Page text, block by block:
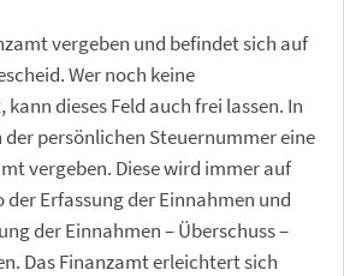
vergeben und befindet sich auf
Wer noch keine
kann dieses Feld auch frei lassen. In
der persönlichen Steuernummer eine
vergeben. Diese wird immer auf
der Erfassung der Einnahmen und
der Einnahmen – Überschuss –
Das Finanzamt erleichtert sich